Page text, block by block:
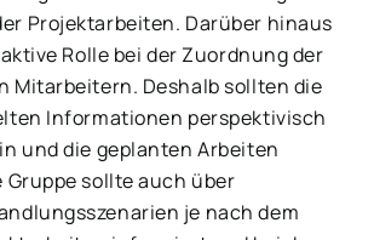
Projektarbeiten. Darüber hinaus
Rolle bei der Zuordnung der
Mitarbeitern. Deshalb sollten die
Informationen perspektivisch
und die geplanten Arbeiten
sollte auch über
je nach dem